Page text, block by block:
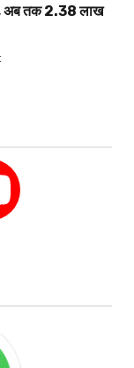
अब तक 2.38 लाख